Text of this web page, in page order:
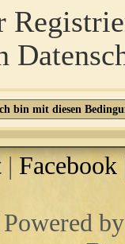
|Facebook
Powered by